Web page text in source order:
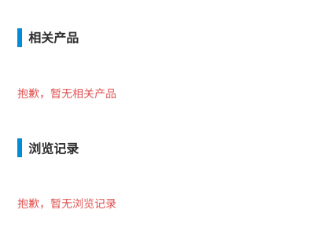
相关产品
抱歉，暂无相关产品
浏览记录
抱歉，暂无浏览记录